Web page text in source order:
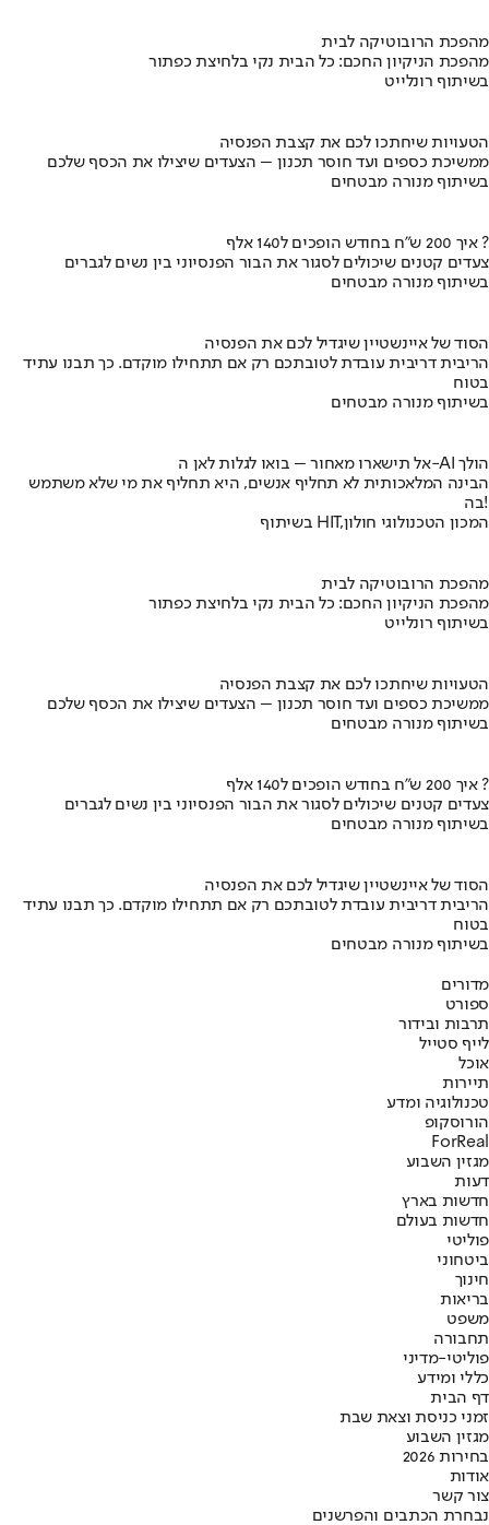
מהפכת הרובוטיקה לבית
מהפכת הניקיון החכם: כל הבית נקי בלחיצת כפתור
בשיתוף רונלייט
הטעויות שיחתכו לכם את קצבת הפנסיה
ממשיכת כספים ועד חוסר תכנון – הצעדים שיצילו את הכסף שלכם
בשיתוף מנורה מבטחים
איך 200 ש"ח בחודש הופכים ל140 אלף ?
צעדים קטנים שיכולים לסגור את הבור הפנסיוני בין נשים לגברים
בשיתוף מנורה מבטחים
הסוד של איינשטיין שיגדיל לכם את הפנסיה
הריבית דריבית עובדת לטובתכם רק אם תתחילו מוקדם. כך תבנו עתיד
בטוח
בשיתוף מנורה מבטחים
אל תישארו מאחור – בואו לגלות לאן ה-AI הולך
הבינה המלאכותית לא תחליף אנשים, היא תחליף את מי שלא משתמש
בה!
בשיתוף HIT,המכון הטכנולוגי חולון
מהפכת הרובוטיקה לבית
מהפכת הניקיון החכם: כל הבית נקי בלחיצת כפתור
בשיתוף רונלייט
הטעויות שיחתכו לכם את קצבת הפנסיה
ממשיכת כספים ועד חוסר תכנון – הצעדים שיצילו את הכסף שלכם
בשיתוף מנורה מבטחים
איך 200 ש"ח בחודש הופכים ל140 אלף ?
צעדים קטנים שיכולים לסגור את הבור הפנסיוני בין נשים לגברים
בשיתוף מנורה מבטחים
הסוד של איינשטיין שיגדיל לכם את הפנסיה
הריבית דריבית עובדת לטובתכם רק אם תתחילו מוקדם. כך תבנו עתיד
בטוח
בשיתוף מנורה מבטחים
מדורים
ספורט
תרבות ובידור
לייף סטייל
אוכל
תיירות
טכנולוגיה ומדע
הורוסקופ
ForReal
מגזין השבוע
דעות
חדשות בארץ
חדשות בעולם
פוליטי
ביטחוני
חינוך
בריאות
משפט
תחבורה
פוליטי-מדיני
כללי ומידע
דף הבית
זמני כניסת וצאת שבת
מגזין השבוע
בחירות 2026
אודות
צור קשר
נבחרת הכתבים והפרשנים